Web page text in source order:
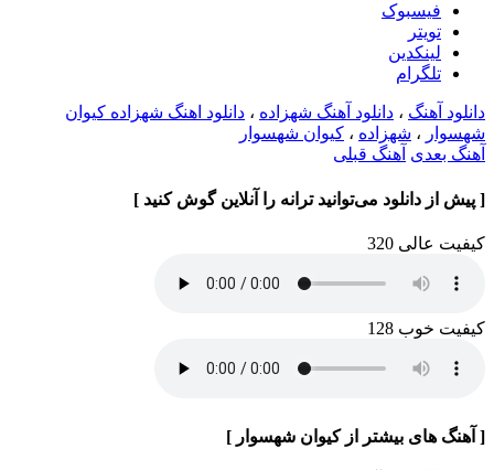
فيسبوک
تويتر
لینکدین
تلگرام
دانلود آهنگ ، دانلود آهنگ شهزاده ، دانلود اهنگ شهزاده کیوان
شهسوار ، شهزاده ، کیوان شهسوار
آهنگ بعدی آهنگ قبلی
[ پیش از دانلود می‌توانید ترانه را آنلاین گوش کنید ]
کیفیت عالی 320
کیفیت خوب 128
[ آهنگ های بیشتر از کیوان شهسوار ]